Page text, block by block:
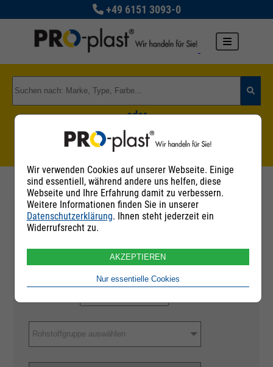
+49 6151 3093-0
oder
Zu den Rohstoffgruppen
Filter
Rohstoffgruppe auswählen
Wir verwenden Cookies auf unserer Webseite. Einige
sind essentiell, während andere uns helfen, diese
Webseite und Ihre Erfahrung damit zu verbessern.
Weitere Informationen finden Sie in unserer
Datenschutzerklärung. Ihnen steht jederzeit ein
Widerrufsrecht zu.
AKZEPTIEREN
Nur essentielle Cookies